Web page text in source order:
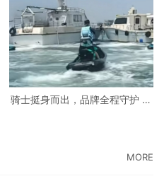
骑士挺身而出，品牌全程守护 庞
MORE